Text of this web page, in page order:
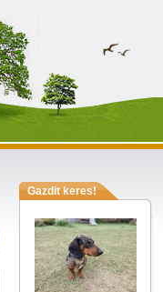
Gazdit keres!